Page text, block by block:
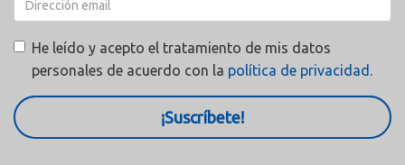
He leído y acepto el tratamiento de mis datos
personales de acuerdo con la política de privacidad.
¡Suscríbete!